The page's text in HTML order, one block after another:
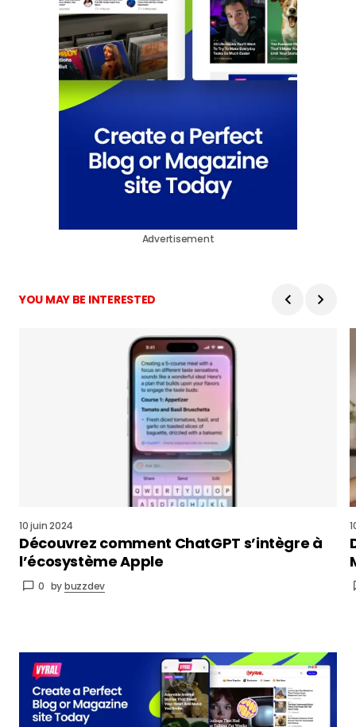
Advertisement
YOU MAY BE INTERESTED
10 juin 2024
Découvrez comment ChatGPT s’intègre à
l’écosystème Apple
0 bybuzzdev